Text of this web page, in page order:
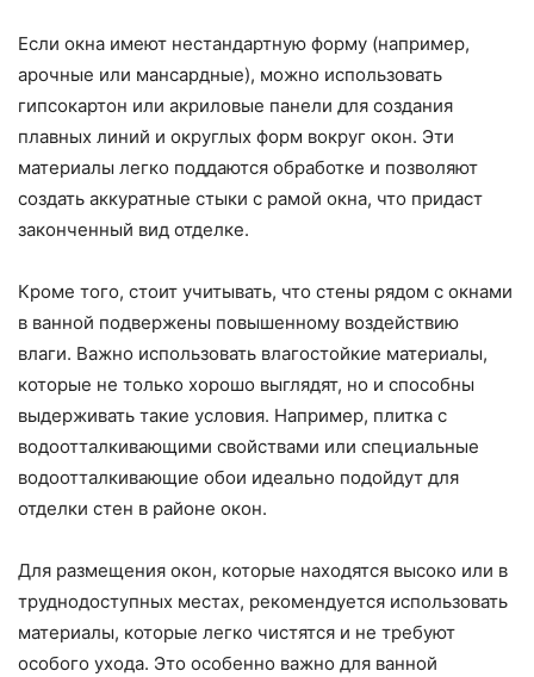
Если окна имеют нестандартную форму (например,
арочные или мансардные), можно использовать
гипсокартон или акриловые панели для создания
плавных линий и округлых форм вокруг окон. Эти
материалы легко поддаются обработке и позволяют
создать аккуратные стыки с рамой окна, что придаст
законченный вид отделке.
Кроме того, стоит учитывать, что стены рядом с окнами
в ванной подвержены повышенному воздействию
влаги. Важно использовать влагостойкие материалы,
которые не только хорошо выглядят, но и способны
выдерживать такие условия. Например, плитка с
водоотталкивающими свойствами или специальные
водоотталкивающие обои идеально подойдут для
отделки стен в районе окон.
Для размещения окон, которые находятся высоко или в
труднодоступных местах, рекомендуется использовать
материалы, которые легко чистятся и не требуют
особого ухода. Это особенно важно для ванной